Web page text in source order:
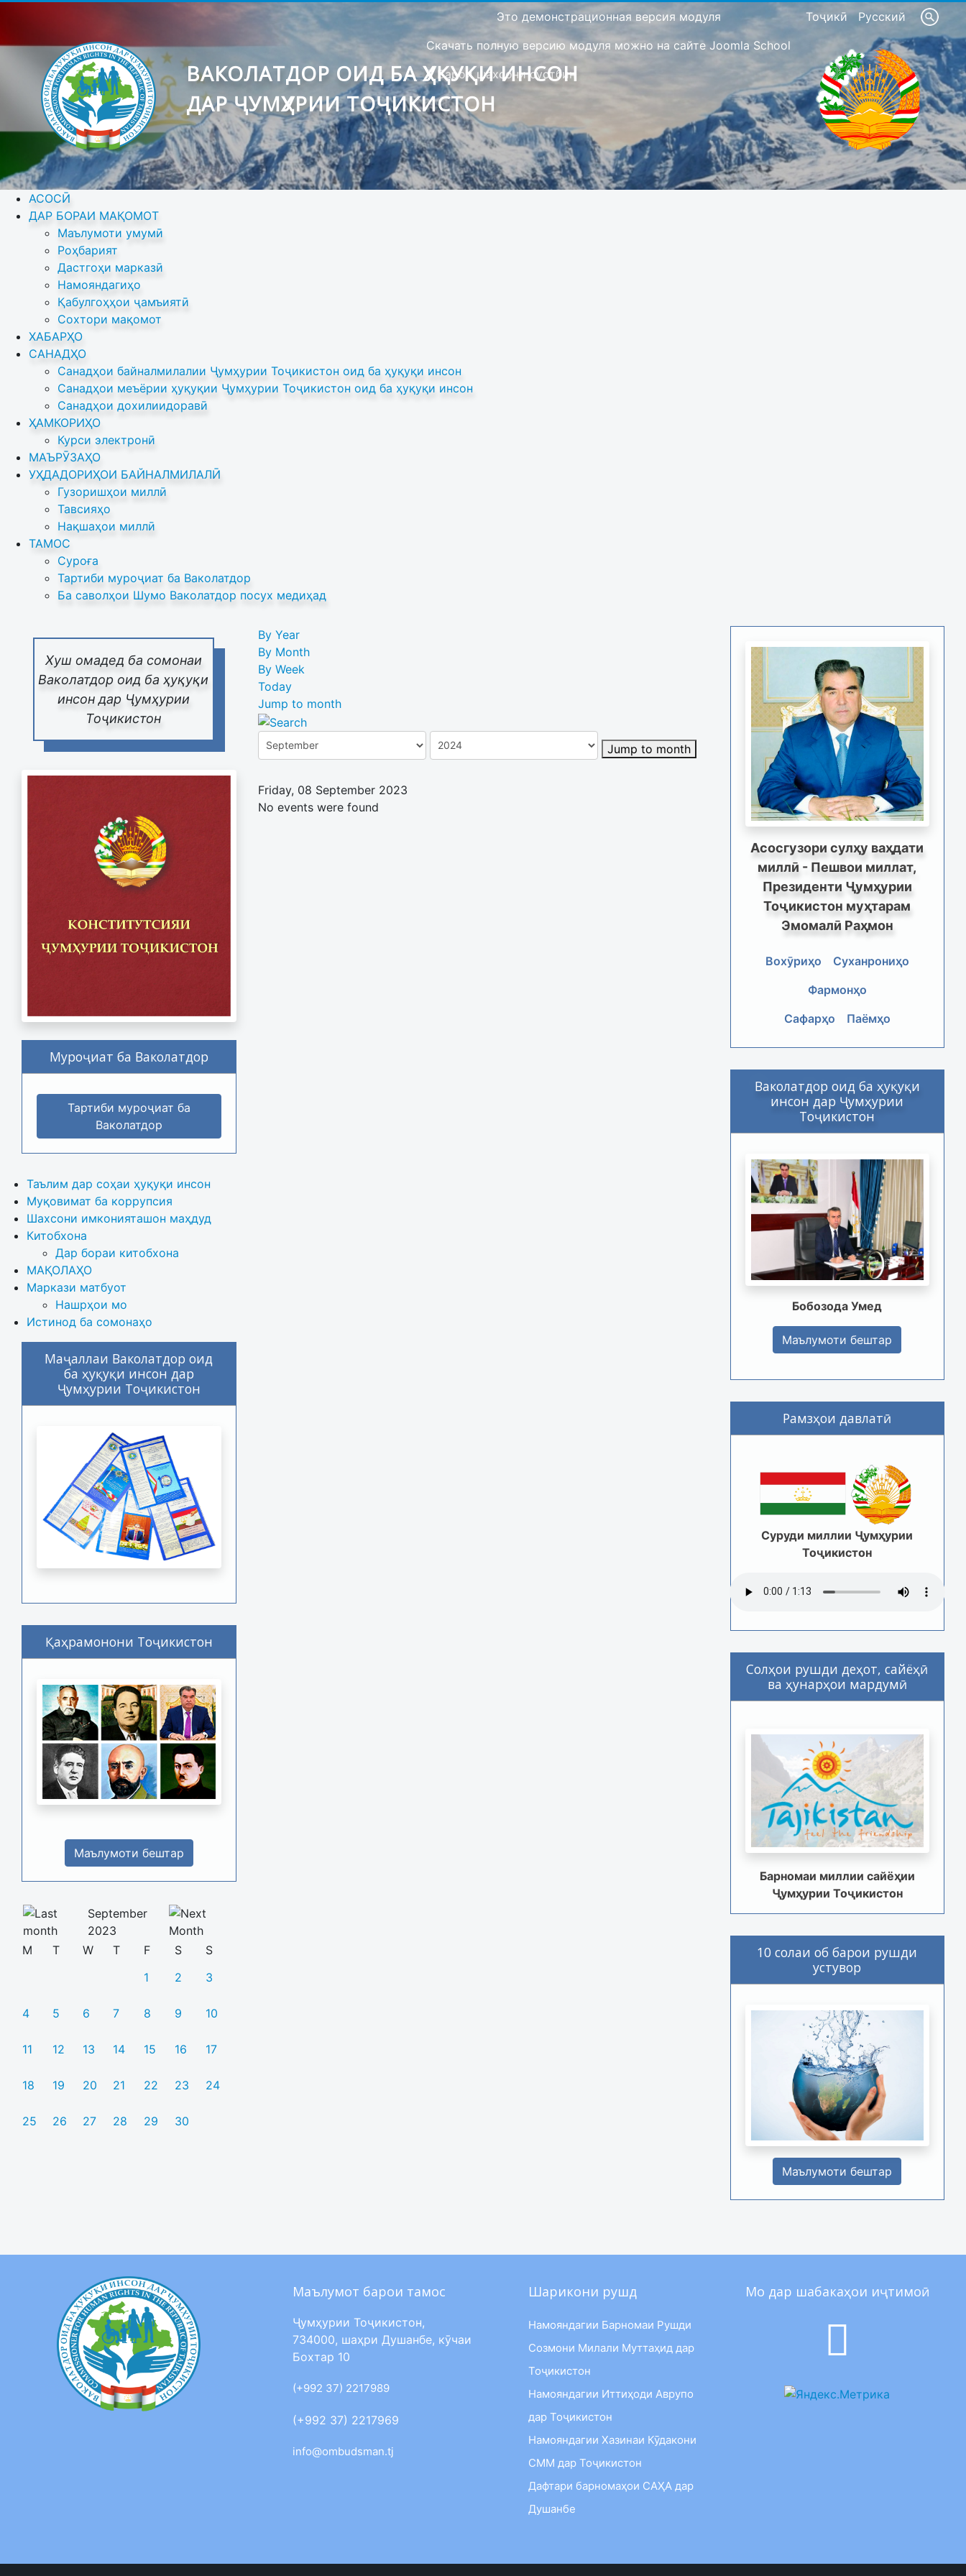
Тоҷикӣ Русский
Это демонстрационная версия модуля
Скачать полную версию модуля можно на сайте Joomla School
Барои шахсони сустбин
ВАКОЛАТДОР ОИД БА ҲУҚУҚИ ИНСОН
ДАР ҶУМҲУРИИ ТОҶИКИСТОН
АСОСӢ
ДАР БОРАИ МАҚОМОТ
Маълумоти умумӣ
Роҳбарият
Дастгоҳи марказӣ
Намояндагиҳо
Қабулгоҳҳои ҷамъиятӣ
Сохтори мақомот
ХАБАРҲО
САНАДҲО
Санадҳои байналмилалии Ҷумҳурии Тоҷикистон оид ба ҳуқуқи инсон
Санадҳои меъёрии ҳуқуқии Ҷумҳурии Тоҷикистон оид ба ҳуқуқи инсон
Санадҳои дохилиидоравӣ
ҲАМКОРИҲО
Курси электронӣ
МАЪРӮЗАҲО
УҲДАДОРИҲОИ БАЙНАЛМИЛАЛӢ
Гузоришҳои миллӣ
Тавсияҳо
Нақшаҳои миллӣ
ТАМОС
Суроға
Тартиби муроҷиат ба Ваколатдор
Ба саволҳои Шумо Ваколатдор посух медиҳад
Хуш омадед ба сомонаи
Ваколатдор оид ба ҳуқуқи
инсон дар Ҷумҳурии
Тоҷикистон
Муроҷиат ба Ваколатдор
Тартиби муроҷиат ба
Ваколатдор
Таълим дар соҳаи ҳуқуқи инсон
Муқовимат ба коррупсия
Шахсони имконияташон маҳдуд
Китобхона
Дар бораи китобхона
МАҚОЛАҲО
Маркази матбуот
Нашрҳои мо
Истинод ба сомонаҳо
Маҷаллаи Ваколатдор оид
ба ҳуқуқи инсон дар
Ҷумҳурии Тоҷикистон
Қаҳрамонони Тоҷикистон
Маълумоти бештар
September
2023
M
T W T F S
S
1
2 3
4 5 6 7 8 9 10
11 12 13 14 15 16 17
18 19 20 21 22 23 24
25 26 27 28 29 30
By Year
By Month
By Week
Today
Jump to month
Jump to month
Friday, 08 September 2023
No events were found
Асосгузори сулҳу ваҳдати
миллӣ - Пешвои миллат,
Президенти Ҷумҳурии
Тоҷикистон муҳтарам
Эмомалӣ Раҳмон
Вохӯриҳо
Суханрониҳо
Фармонҳо
Сафарҳо
Паёмҳо
Ваколатдор оид ба ҳуқуқи
инсон дар Ҷумҳурии
Тоҷикистон
Бобозода Умед
Маълумоти бештар
Рамзҳои давлатӣ
Суруди миллии Ҷумҳурии
Тоҷикистон
Солҳои рушди деҳот, сайёҳӣ
ва ҳунарҳои мардумӣ
Барномаи миллии сайёҳии
Ҷумҳурии Тоҷикистон
10 солаи об барои рушди
устувор
Маълумоти бештар
Маълумот барои тамос
Ҷумҳурии Тоҷикистон,
734000, шаҳри Душанбе, кӯчаи
Бохтар 10
(+992 37) 2217989
(+992 37) 2217969
info@ombudsman.tj
Шарикони рушд
Намояндагии Барномаи Рушди
Созмони Милали Муттаҳид дар
Тоҷикистон
Намояндагии Иттиҳоди Аврупо
дар Тоҷикистон
Намояндагии Хазинаи Кӯдакони
СММ дар Тоҷикистон
Дафтари барномаҳои САҲА дар
Душанбе
Мо дар шабакаҳои иҷтимоӣ